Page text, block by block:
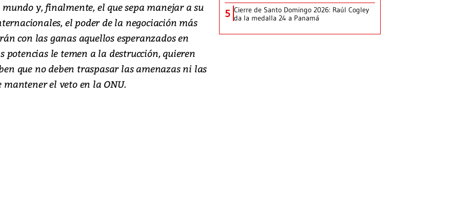
y, finalmente, el que sepa manejar a su
el poder de la negociación más
con las ganas aquellos esperanzados en
le temen a la destrucción, quieren
que no deben traspasar las amenazas ni las
el veto en la ONU.
5 Cierre de Santo Domingo 2026: Raúl Cogley
da la medalla 24 a Panamá